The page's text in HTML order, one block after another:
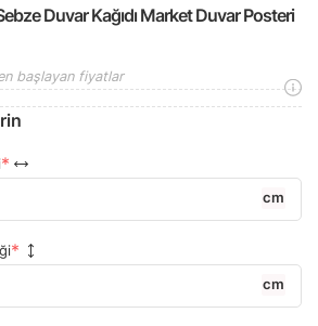
Duvar Kağıdı Market Duvar Posteri
başlayan fiyatlar
cm
cm